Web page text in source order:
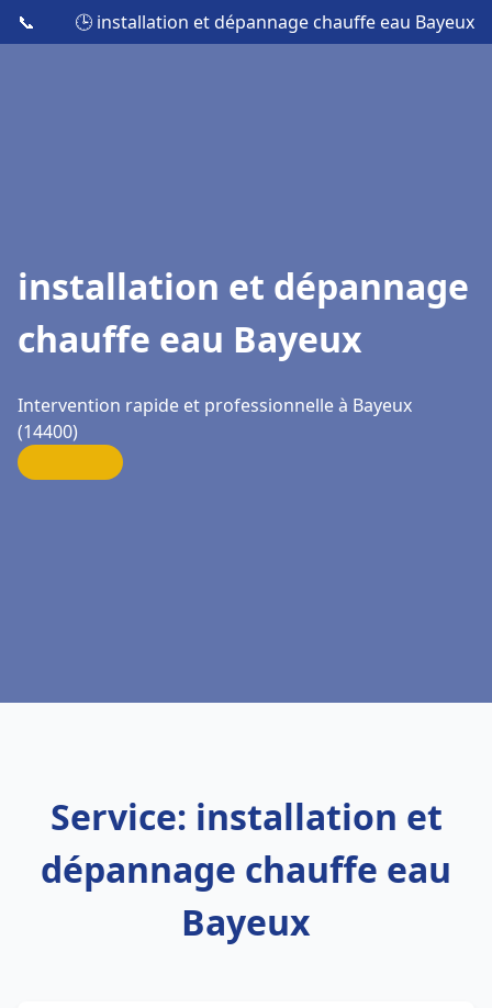
📞 🕒 installation et dépannage chauffe eau Bayeux
installation et dépannage
chauffe eau Bayeux
Intervention rapide et professionnelle à Bayeux
(14400)
Service: installation et
dépannage chauffe eau
Bayeux